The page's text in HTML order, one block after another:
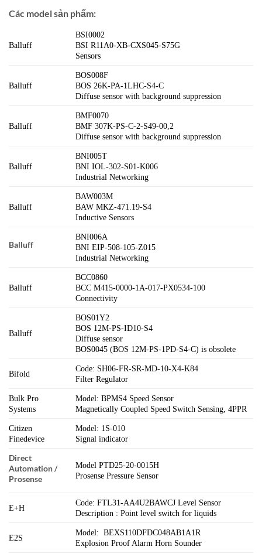
Các model sản phẩm:
Balluff
BSI0002
BSI R11A0-XB-CXS045-S75G
Sensors
Balluff
BOS008F
BOS 26K-PA-1LHC-S4-C
Diffuse sensor with background suppression
Balluff
BMF0070
BMF 307K-PS-C-2-S49-00,2
Diffuse sensor with background suppression
Balluff
BNI005T
BNI IOL-302-S01-K006
Industrial Networking
Balluff
BAW003M
BAW MKZ-471.19-S4
Inductive Sensors
Balluff
BNI006A
BNI EIP-508-105-Z015
Industrial Networking
Balluff
BCC0860
BCC M415-0000-1A-017-PX0534-100
Connectivity
Balluff
BOS01Y2
BOS 12M-PS-ID10-S4
Diffuse sensor
BOS0045 (BOS 12M-PS-1PD-S4-C) is obsolete
Bifold
Code: SH06-FR-SR-MD-10-X4-K84
Filter Regulator
Bulk Pro
Systems
Model: BPMS4 Speed Sensor
Magnetically Coupled Speed Switch Sensing, 4PPR
Citizen
Finedevice
Model: 1S-010
Signal indicator
Direct
Automation /
Prosense
Model PTD25-20-0015H
Prosense Pressure Sensor
E+H
Code: FTL31-AA4U2BAWCJ Level Sensor
Description : Point level switch for liquids
E2S
Model: BEXS110DFDC048AB1A1R
Explosion Proof Alarm Horn Sounder